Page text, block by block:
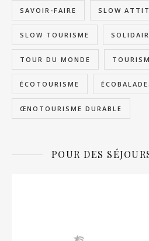
SAVOIR-FAIRE SLOW
SLOW TOURISME
TOUR DU MONDE
ÉCOTOURISME
ŒNOTOURISME DURABLE
POUR DES